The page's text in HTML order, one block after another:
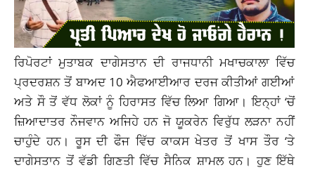
ਰਿਪੋਰਟਾਂ ਮੁਤਾਬਕ ਦਾਗੇਸਤਾਨ ਦੀ ਰਾਜਧਾਨੀ ਮਖਾਚਕਾਲਾ ਵਿੱਚ
ਪ੍ਰਦਰਸ਼ਨ ਤੋਂ ਬਾਅਦ 10 ਐਫਆਈਆਰ ਦਰਜ ਕੀਤੀਆਂ ਗਈਆਂ
ਅਤੇ ਸੌ ਤੋਂ ਵੱਧ ਲੋਕਾਂ ਨੂੰ ਹਿਰਾਸਤ ਵਿੱਚ ਲਿਆ ਗਿਆ। ਇਨ੍ਹਾਂ ‘ਚੋਂ
ਜ਼ਿਆਦਾਤਰ ਨੌਜਵਾਨ ਅਜਿਹੇ ਹਨ ਜੋ ਯੂਕਰੇਨ ਵਿਰੁੱਧ ਲੜਨਾ ਨਹੀਂ
ਚਾਹੁੰਦੇ ਹਨ। ਰੂਸ ਦੀ ਫੌਜ ਵਿੱਚ ਕਾਕਸ ਖੇਤਰ ਤੋਂ ਖਾਸ ਤੌਰ ‘ਤੇ
ਦਾਗੇਸਤਾਨ ਤੋਂ ਵੱਡੀ ਗਿਣਤੀ ਵਿੱਚ ਸੈਨਿਕ ਸ਼ਾਮਲ ਹਨ। ਹੁਣ ਇੱਥੇ